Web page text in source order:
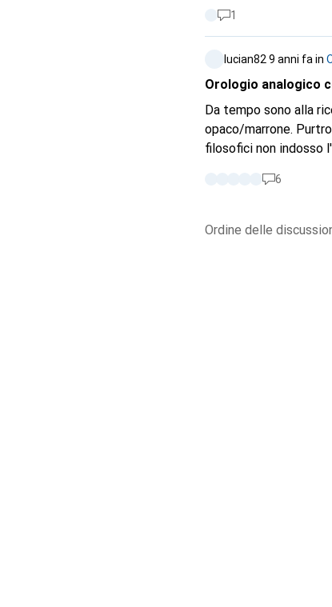
1
lucian82 9 anni fa in
Orologio analogico
Da tempo sono alla
opaco/marrone.
filosofici non indosso
Ma ora ne voglio uno
6
Ordine delle